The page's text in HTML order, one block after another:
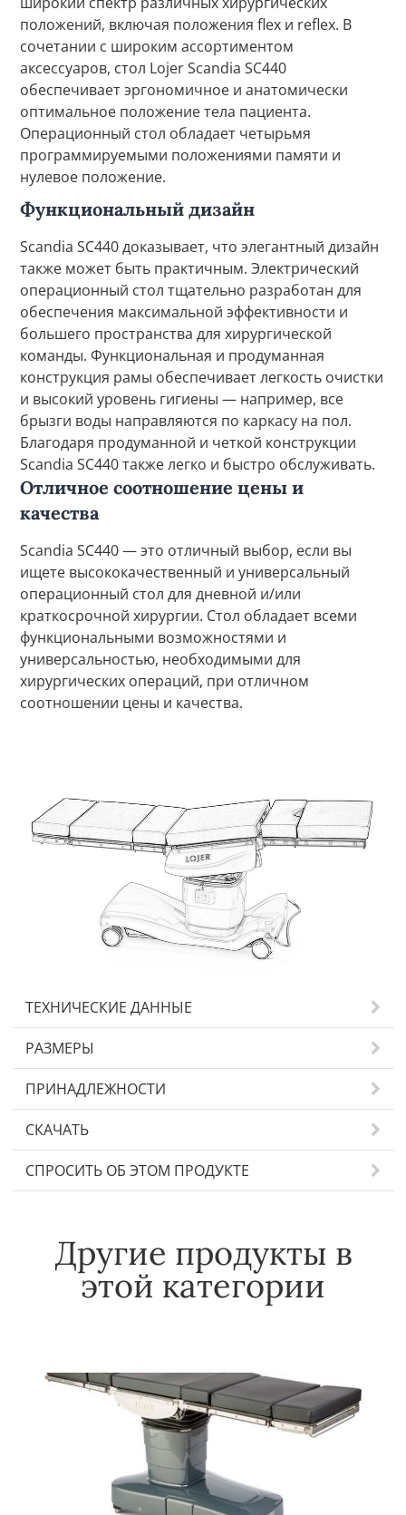
положений, включая положения flex и reflex. В
сочетании с широким ассортиментом
аксессуаров, стол Lojer Scandia SC440
обеспечивает эргономичное и анатомически
оптимальное положение тела пациента.
Операционный стол обладает четырьмя
программируемыми положениями памяти и
нулевое положение.
Функциональный дизайн
Scandia SC440 доказывает, что элегантный дизайн
также может быть практичным. Электрический
операционный стол тщательно разработан для
обеспечения максимальной эффективности и
большего пространства для хирургической
команды. Функциональная и продуманная
конструкция рамы обеспечивает легкость очистки
и высокий уровень гигиены — например, все
брызги воды направляются по каркасу на пол.
Благодаря продуманной и четкой конструкции
Scandia SC440 также легко и быстро обслуживать.
Отличное соотношение цены и
качества
Scandia SC440 — это отличный выбор, если вы
ищете высококачественный и универсальный
операционный стол для дневной и/или
краткосрочной хирургии. Стол обладает всеми
функциональными возможностями и
универсальностью, необходимыми для
хирургических операций, при отличном
соотношении цены и качества.
ТЕХНИЧЕСКИЕ ДАННЫЕ
РАЗМЕРЫ
ПРИНАДЛЕЖНОСТИ
СКАЧАТЬ
СПРОСИТЬ ОБ ЭТОМ ПРОДУКТЕ
Другие продукты в
этой категории